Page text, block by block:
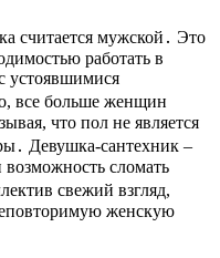
считается мужской․ Это
работать в
устоявшимися
все больше женщин
что пол не является
Девушка-сантехник –
сломать
свежий взгляд,
женскую